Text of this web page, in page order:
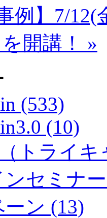
事例】7/
開講！ »
(533)
(10)
トライ
セミナ
ン (13)